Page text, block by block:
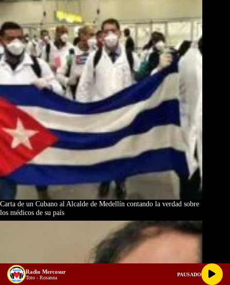
Carta de un Cubano al Alcalde de Medellín contando la verdad sobre
los médicos de su país
Radio Mercosur
Toto - Rosanna
PAUSADO